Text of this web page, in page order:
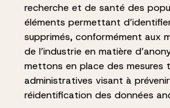
recherche et de santé des
éléments permettant
supprimés, conformément aux
de l’industrie en matière
mettons en place des mesures
administratives visant à
réidentification des données